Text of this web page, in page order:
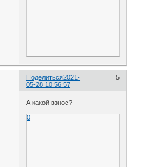
Поделиться 5
2021-
05-28 10:56:57
А какой взнос?
0